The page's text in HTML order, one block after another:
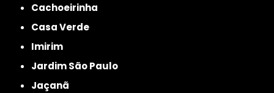
Cachoeirinha
Casa Verde
Imirim
Jardim São Paulo
Jaçanã